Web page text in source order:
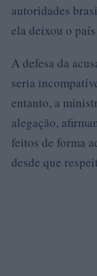
autoridades
ela deixou o
A defesa da
seria
entanto, a
alegação,
feitos de forma
desde que